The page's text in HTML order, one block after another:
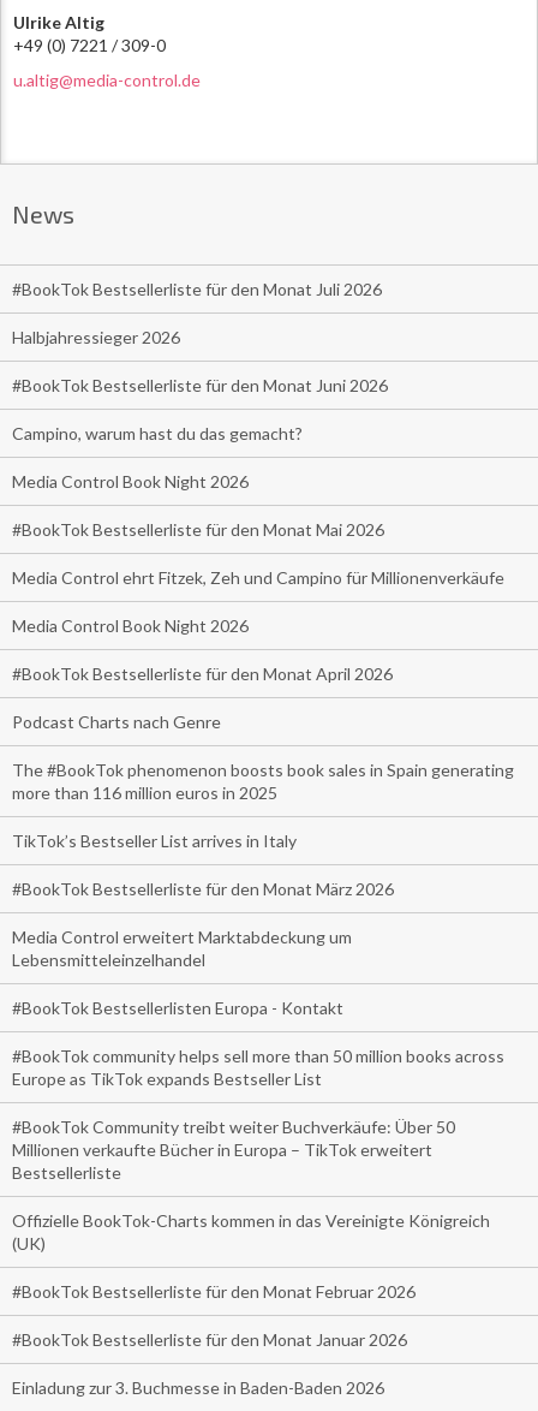
Ulrike Altig
+49 (0) 7221 / 309-0
u.altig@media-control.de
News
#BookTok Bestsellerliste für den Monat Juli 2026
Halbjahressieger 2026
#BookTok Bestsellerliste für den Monat Juni 2026
Campino, warum hast du das gemacht?
Media Control Book Night 2026
#BookTok Bestsellerliste für den Monat Mai 2026
Media Control ehrt Fitzek, Zeh und Campino für Millionenverkäufe
Media Control Book Night 2026
#BookTok Bestsellerliste für den Monat April 2026
Podcast Charts nach Genre
The #BookTok phenomenon boosts book sales in Spain generating
more than 116 million euros in 2025
TikTok’s Bestseller List arrives in Italy
#BookTok Bestsellerliste für den Monat März 2026
Media Control erweitert Marktabdeckung um
Lebensmitteleinzelhandel
#BookTok Bestsellerlisten Europa - Kontakt
#BookTok community helps sell more than 50 million books across
Europe as TikTok expands Bestseller List
#BookTok Community treibt weiter Buchverkäufe: Über 50
Millionen verkaufte Bücher in Europa – TikTok erweitert
Bestsellerliste
Offizielle BookTok-Charts kommen in das Vereinigte Königreich
(UK)
#BookTok Bestsellerliste für den Monat Februar 2026
#BookTok Bestsellerliste für den Monat Januar 2026
Einladung zur 3. Buchmesse in Baden-Baden 2026